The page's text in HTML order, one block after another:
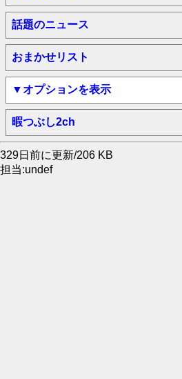
話題のニュース
おまかせリスト
▼オプションを表示
暇つぶし2ch
329日前に更新/206 KB
担当:undef